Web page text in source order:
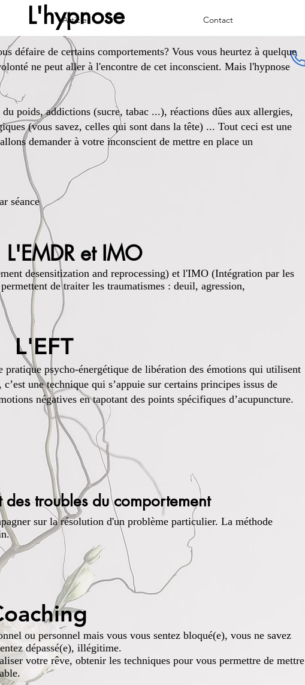
Articles Contact
défaire de certains comportements? Vous vous heurtez à quelque
ne peut aller à l'encontre de cet inconscient. Mais l'hypnose
poids, addictions (sucre, tabac ...), réactions dûes aux allergies,
(vous savez, celles qui sont dans la tête) ... Tout ceci est une
demander à votre inconscient de mettre en place un
séance
IMO
desensitization and reprocessing) et l'IMO (Intégration par les
de traiter les traumatismes : deuil, agression,
psycho-énergétique de libération des émotions qui utilisent
une technique qui s’appuie sur certains principes issus de
négatives en tapotant des points spécifiques d’acupuncture.
des troubles du comportement
sur la résolution d'un problème particulier. La méthode
ou personnel mais vous vous sentez bloqué(e), vous ne savez
dépassé(e), illégitime.
votre rêve, obtenir les techniques pour vous permettre de mettre